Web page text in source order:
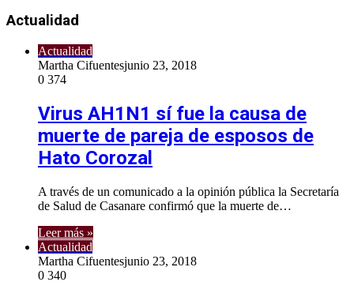
Actualidad
Actualidad
Martha Cifuentesjunio 23, 2018
0 374
Virus AH1N1 sí fue la causa de
muerte de pareja de esposos de
Hato Corozal
A través de un comunicado a la opinión pública la Secretaría
de Salud de Casanare confirmó que la muerte de…
Leer más »
Actualidad
Martha Cifuentesjunio 23, 2018
0 340